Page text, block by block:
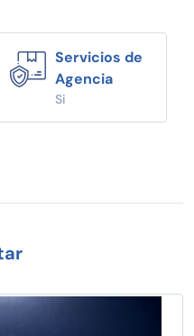
Servicios de
Agencia
Si